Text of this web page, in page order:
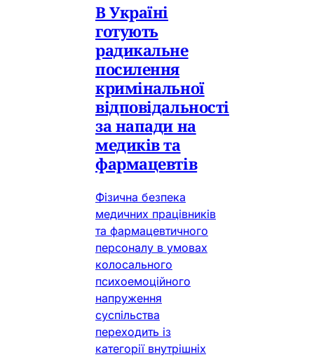
В Україні
готують
радикальне
посилення
кримінальної
відповідальності
за напади на
медиків та
фармацевтів
Фізична безпека
медичних працівників
та фармацевтичного
персоналу в умовах
колосального
психоемоційного
напруження
суспільства
переходить із
категорії внутрішніх